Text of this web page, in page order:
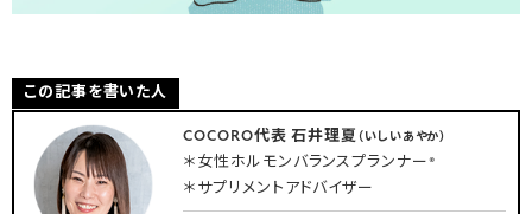
この記事を書いた人
COCORO代表 石井理夏 （いしいあやか）
＊女性ホルモンバランスプランナー®
＊サプリメントアドバイザー